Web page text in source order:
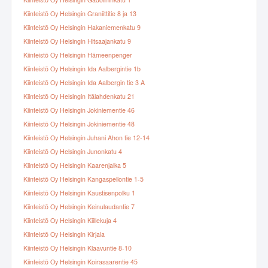
Kiinteistö Oy Helsingin Graniittitie 8 ja 13
Kiinteistö Oy Helsingin Hakaniemenkatu 9
Kiinteistö Oy Helsingin Hitsaajankatu 9
Kiinteistö Oy Helsingin Hämeenpenger
Kiinteistö Oy Helsingin Ida Aalbergintie 1b
Kiinteistö Oy Helsingin Ida Aalbergin tie 3 A
Kiinteistö Oy Helsingin Itälahdenkatu 21
Kiinteistö Oy Helsingin Jokiniementie 46
Kiinteistö Oy Helsingin Jokiniementie 48
Kiinteistö Oy Helsingin Juhani Ahon tie 12-14
Kiinteistö Oy Helsingin Junonkatu 4
Kiinteistö Oy Helsingin Kaarenjalka 5
Kiinteistö Oy Helsingin Kangaspellontie 1-5
Kiinteistö Oy Helsingin Kaustisenpolku 1
Kiinteistö Oy Helsingin Keinulaudantie 7
Kiinteistö Oy Helsingin Kiillekuja 4
Kiinteistö Oy Helsingin Kirjala
Kiinteistö Oy Helsingin Klaavuntie 8-10
Kiinteistö Oy Helsingin Koirasaarentie 45